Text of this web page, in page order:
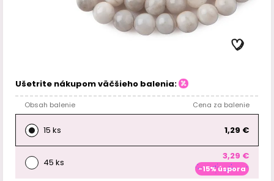
Ušetrite nákupom väčšieho balenia:
Obsah balenie Cena za balenie
15 ks 1,29 €
45 ks
3,29 €
-15% úspora